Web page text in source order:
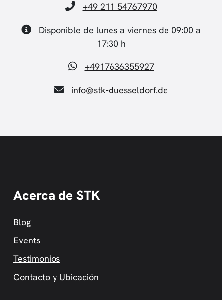
+49 211 54767970
Disponible de lunes a viernes de 09:00 a
17:30 h
+4917636355927
info@stk-duesseldorf.de
Acerca de STK
Blog
Events
Testimonios
Contacto y Ubicación